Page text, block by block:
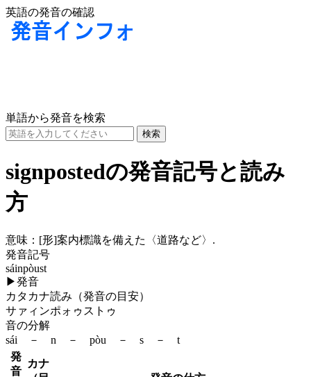
英語の発音の確認
単語から発音を検索
signpostedの発音記号と読み
方
意味： [形]案内標識を備えた〈道路など〉.
発音記号
sáinpòust
▶発音
カタカナ読み（発音の目安）
サァィンポォゥストゥ
音の分解
sái － n － pòu － s － t
発
音
カナ